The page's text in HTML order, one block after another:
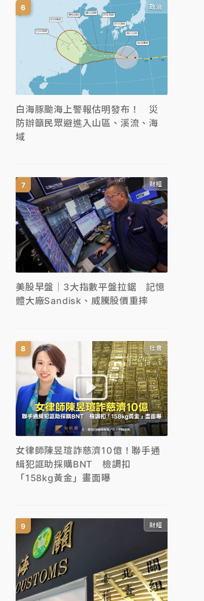
政治
白海豚颱海上警報估明發布！ 災
防辦籲民眾避進入山區、溪流、海
域
財經
美股早盤｜3大指數平盤拉鋸 記憶
體大廠Sandisk、威騰股價重摔
社會
女律師陳昱瑄詐慈濟10億！聯手通
緝犯誆助採購BNT 檢調扣
「158kg黃金」畫面曝
財經